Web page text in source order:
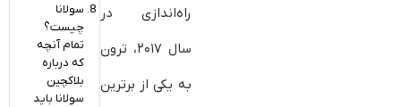
راه‌اندازی در
سال ۲۰۱۷، ترون
به یکی از برترین
سولانا
چیست؟
تمام آنچه
که درباره
بلاکچین
سولانا باید